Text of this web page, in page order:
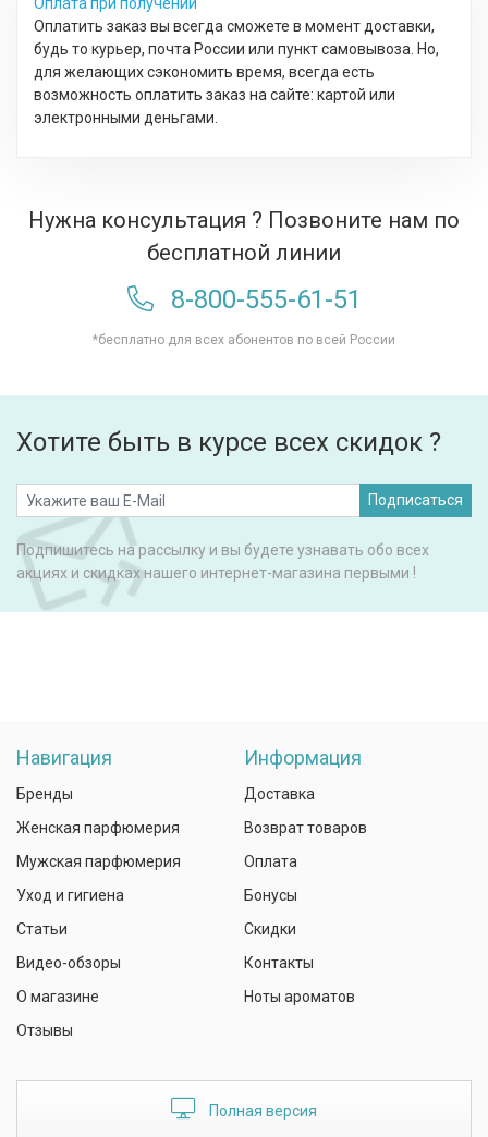
Оплатить заказ вы всегда сможете в момент доставки,
будь то курьер, почта России или пункт самовывоза. Но,
для желающих сэкономить время, всегда есть
возможность оплатить заказ на сайте: картой или
электронными деньгами.
Нужна консультация ? Позвоните нам по
бесплатной линии
8-800-555-61-51
*бесплатно для всех абонентов по всей России
Хотите быть в курсе всех скидок ?
Подписаться
Подпишитесь на рассылку и вы будете узнавать обо всех
акциях и скидках нашего интернет-магазина первыми !
Навигация
Бренды
Женская парфюмерия
Мужская парфюмерия
Уход и гигиена
Статьи
Видео-обзоры
О магазине
Отзывы
Информация
Доставка
Возврат товаров
Оплата
Бонусы
Скидки
Контакты
Ноты ароматов
Полная версия